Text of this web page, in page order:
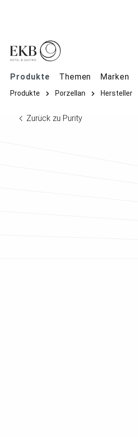
Produkte Themen Marken
Produkte Porzellan Hersteller
Zurück zu Purity